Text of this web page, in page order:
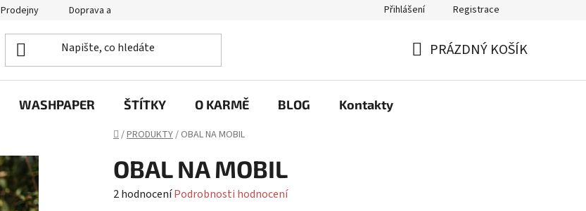
Prodejny Doprava a platba Možnosti výměny a reklamace
Přihlášení Registrace
PRÁZDNÝ KOŠÍK
WASHPAPER ŠTÍTKY O KARMĚ BLOG Kontakty
Domů
/PRODUKTY/ OBAL NA MOBIL
OBAL NA MOBIL
Průměrné
2 hodnoceníPodrobnosti hodnocení